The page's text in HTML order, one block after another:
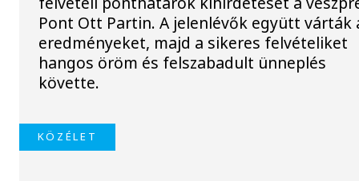
Pont Ott Partin. A jelenlévők együtt várták
eredményeket, majd a sikeres felvételiket
hangos öröm és felszabadult ünneplés
követte.
KÖZÉLET